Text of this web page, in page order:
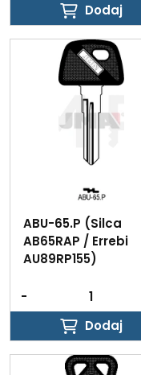
Dodaj
Dodaj
ABU-65.P (Silca
AB65RAP / Errebi
AU89RP155)
-
Dodaj
Dodaj